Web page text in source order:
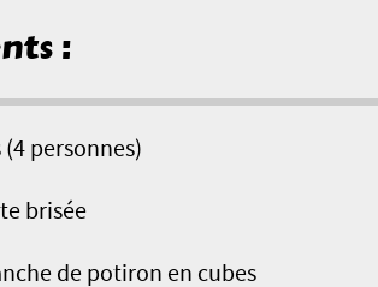
:
(4 personnes)
brisée
de potiron en cubes